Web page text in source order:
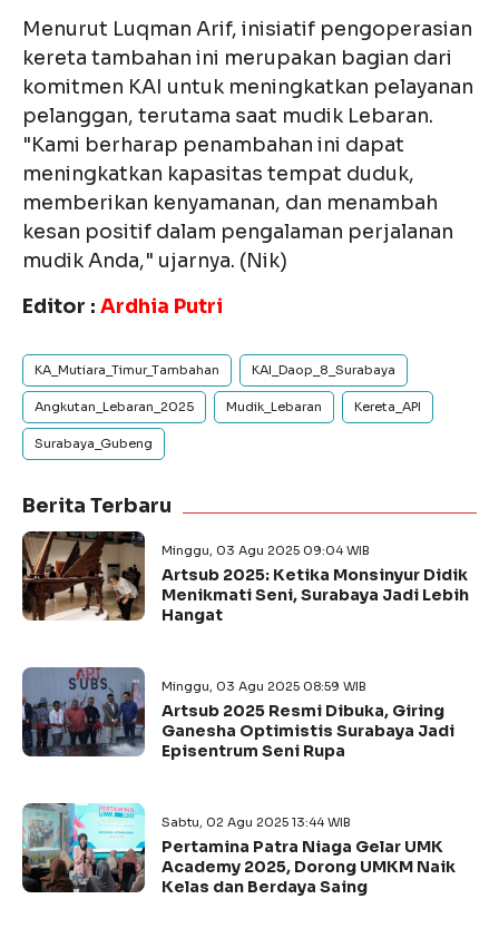
Menurut Luqman Arif, inisiatif pengoperasian
kereta tambahan ini merupakan bagian dari
komitmen KAI untuk meningkatkan pelayanan
pelanggan, terutama saat mudik Lebaran.
"Kami berharap penambahan ini dapat
meningkatkan kapasitas tempat duduk,
memberikan kenyamanan, dan menambah
kesan positif dalam pengalaman perjalanan
mudik Anda," ujarnya. (Nik)
Editor : Ardhia Putri
KA_Mutiara_Timur_Tambahan KAI_Daop_8_Surabaya
Angkutan_Lebaran_2025 Mudik_Lebaran Kereta_API
Surabaya_Gubeng
Berita Terbaru
Minggu, 03 Agu 2025 09:04 WIB
Artsub 2025: Ketika Monsinyur Didik
Menikmati Seni, Surabaya Jadi Lebih
Hangat
Minggu, 03 Agu 2025 08:59 WIB
Artsub 2025 Resmi Dibuka, Giring
Ganesha Optimistis Surabaya Jadi
Episentrum Seni Rupa
Sabtu, 02 Agu 2025 13:44 WIB
Pertamina Patra Niaga Gelar UMK
Academy 2025, Dorong UMKM Naik
Kelas dan Berdaya Saing